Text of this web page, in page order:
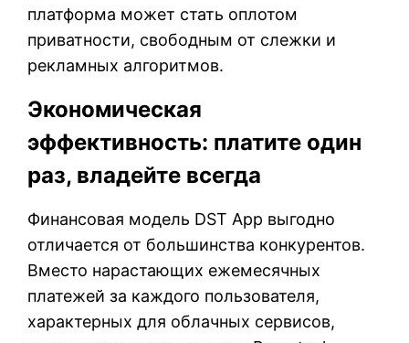
платформа может стать оплотом
приватности, свободным от слежки и
рекламных алгоритмов.
Экономическая
эффективность: платите один
раз, владейте всегда
Финансовая модель DST App выгодно
отличается от большинства конкурентов.
Вместо нарастающих ежемесячных
платежей за каждого пользователя,
характерных для облачных сервисов,